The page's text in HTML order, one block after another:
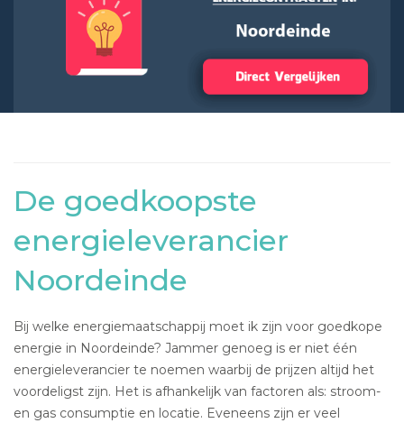
De goedkoopste
energieleverancier
Noordeinde
Bij welke energiemaatschappij moet ik zijn voor goedkope
energie in Noordeinde? Jammer genoeg is er niet één
energieleverancier te noemen waarbij de prijzen altijd het
voordeligst zijn. Het is afhankelijk van factoren als: stroom-
en gas consumptie en locatie. Eveneens zijn er veel